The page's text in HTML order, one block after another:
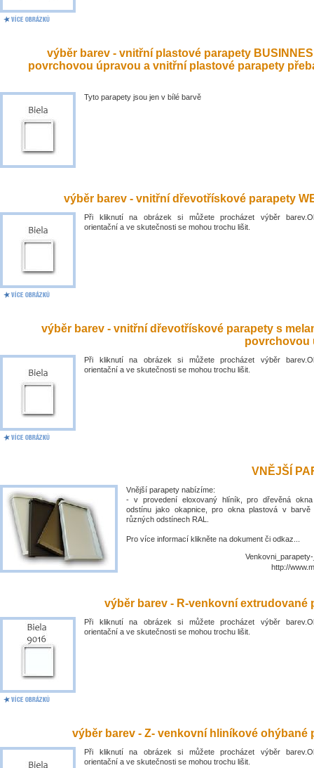
výběr barev - vnitřní plastové parapety
povrchovou úpravou a vnitřní plastové parapety
Tyto parapety jsou jen v bílé barvě
výběr barev - vnitřní dřevotřískové parapety
Při kliknutí na obrázek si můžete procházet výběr
orientační a ve skutečnosti se mohou trochu lišit.
výběr barev - vnitřní dřevotřískové parapety s
povrchovou
Při kliknutí na obrázek si můžete procházet výběr
orientační a ve skutečnosti se mohou trochu lišit.
VNĚJŠÍ
Vnější parapety nabízíme:
- v provedení eloxovaný hlíník, pro dřevěná
odstínu jako okapnice, pro okna plastová v
různých odstínech RAL.
Pro více informací klikněte na dokument či odkaz...
http://
výběr barev - R-venkovní extrudované
Při kliknutí na obrázek si můžete procházet výběr
orientační a ve skutečnosti se mohou trochu lišit.
výběr barev - Z- venkovní hliníkové ohýbané
Při kliknutí na obrázek si můžete procházet výběr
orientační a ve skutečnosti se mohou trochu lišit.